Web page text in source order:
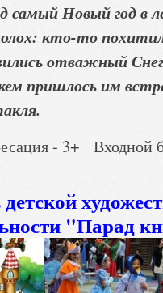
Новый год в
кто-то
отважный
пришлось им
- 3+ Входной
"Парад